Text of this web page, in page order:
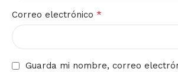
Correo electrónico *
Guarda mi nombre, correo